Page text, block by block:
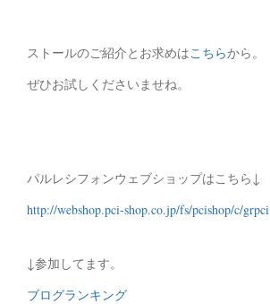
ストールのご紹介とお求めはこちらから。
ぜひお試しくださいませね。
パルレシフォンウェブショップはこちら↓
http://webshop.pci-shop.co.jp/fs/pcishop/c/grpci
↓参加してます。
ブログランキング